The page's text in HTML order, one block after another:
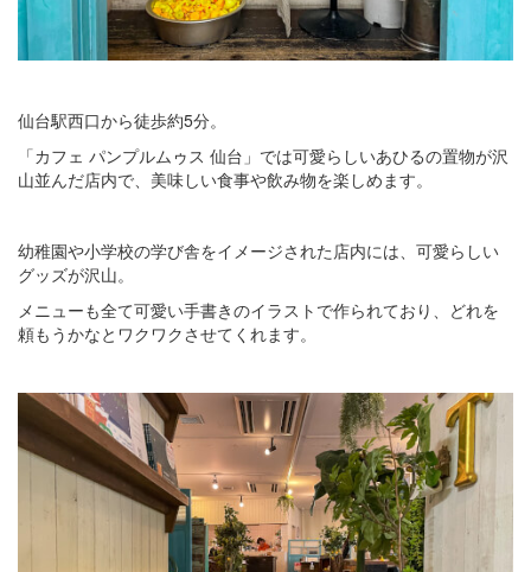
仙台駅西口から徒歩約5分。
「カフェ パンプルムゥス 仙台」では可愛らしいあひるの置物が沢
山並んだ店内で、美味しい食事や飲み物を楽しめます。
幼稚園や小学校の学び舎をイメージされた店内には、可愛らしい
グッズが沢山。
メニューも全て可愛い手書きのイラストで作られており、どれを
頼もうかなとワクワクさせてくれます。